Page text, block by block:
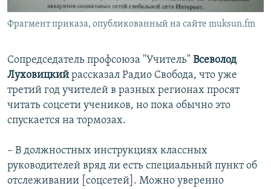
Фрагмент приказа, опубликованный на сайте muksun.fm
Сопредседатель профсоюза "Учитель" Всеволод
Луховицкий рассказал Радио Свобода, что уже
третий год учителей в разных регионах просят
читать соцсети учеников, но пока обычно это
спускается на тормозах.
– В должностных инструкциях классных
руководителей вряд ли есть специальный пункт об
отслеживании [соцсетей]. Можно уверенно